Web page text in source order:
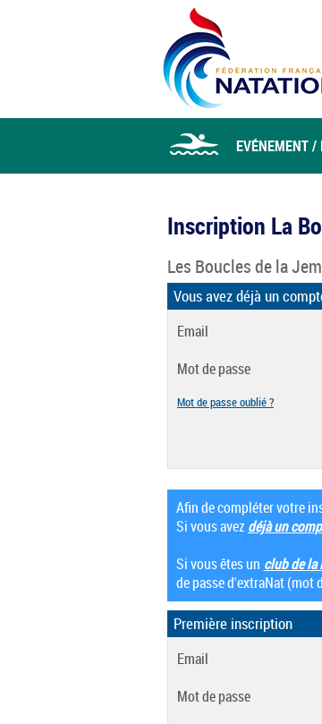
EVÉNEMENT /
Inscription La
Les Boucles de la
Vous avez déjà un
Email
Mot de passe
Mot de passe oublié ?
Afin de compléter votre
Si vous avezdéjà un
Si vous êtes un club de la
de passe d'extraNat (mot
Première inscription
Email
Mot de passe